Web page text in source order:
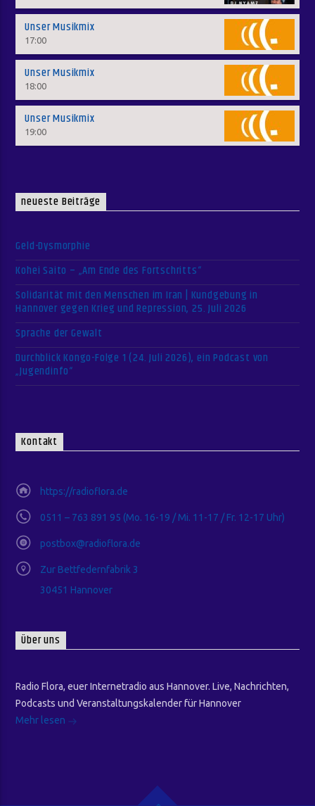
Unser Musikmix
17:00
Unser Musikmix
18:00
Unser Musikmix
19:00
neueste Beiträge
Geld-Dysmorphie
Kohei Saito – „Am Ende des Fortschritts“
Solidarität mit den Menschen im Iran | Kundgebung in
Hannover gegen Krieg und Repression, 25. Juli 2026
Sprache der Gewalt
Durchblick Kongo-Folge 1 (24. Juli 2026), ein Podcast von
„Jugendinfo“
Kontakt
https://radioflora.de
0511 – 763 891 95 (Mo. 16-19 / Mi. 11-17 / Fr. 12-17 Uhr)
postbox@radioflora.de
Zur Bettfedernfabrik 3
30451 Hannover
Über uns
Radio Flora, euer Internetradio aus Hannover. Live, Nachrichten,
Podcasts und Veranstaltungskalender für Hannover
Mehr lesen